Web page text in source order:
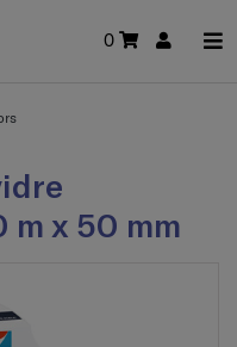
0
m x 50 mm